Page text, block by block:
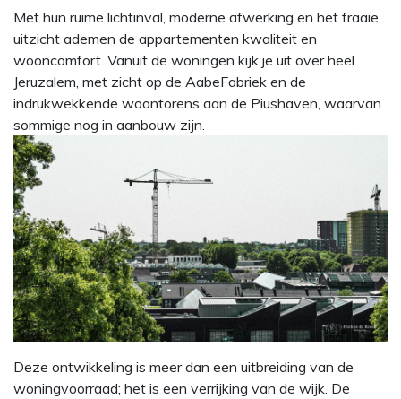
Met hun ruime lichtinval, moderne afwerking en het fraaie
uitzicht ademen de appartementen kwaliteit en
wooncomfort. Vanuit de woningen kijk je uit over heel
Jeruzalem, met zicht op de AabeFabriek en de
indrukwekkende woontorens aan de Piushaven, waarvan
sommige nog in aanbouw zijn.
Deze ontwikkeling is meer dan een uitbreiding van de
woningvoorraad; het is een verrijking van de wijk. De